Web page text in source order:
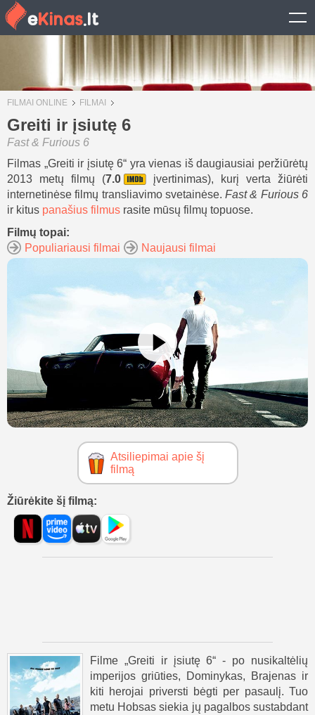
FILMAI ONLINE FILMAI
Greiti ir įsiutę 6
Fast & Furious 6
Filmas „Greiti ir įsiutę 6“ yra vienas iš daugiausiai peržiūrėtų
2013 metų filmų (7.0
įvertinimas), kurį verta žiūrėti
internetinėse filmų transliavimo svetainėse.Fast & Furious 6
ir kitus panašius filmus rasite mūsų filmų topuose.
Filmų topai:
Populiariausi filmai
Naujausi filmai
Atsiliepimai apie šį
filmą
Žiūrėkite šį filmą:
Filme „Greiti ir įsiutę 6“ - po nusikaltėlių
imperijos griūties, Dominykas, Brajenas ir
kiti herojai priversti bėgti per pasaulį. Tuo
metu Hobsas siekia jų pagalbos sustabdant